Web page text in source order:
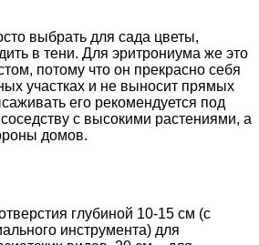
выбрать для сада цветы,
в тени. Для эритрониума же это
потому что он прекрасно себя
участках и не выносит прямых
его рекомендуется под
с высокими растениями, а
домов.
глубиной 10-15 см (с
инструмента) для